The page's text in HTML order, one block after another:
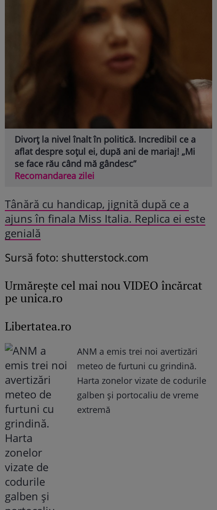
Divorț la nivel înalt în politică. Incredibil ce a
aflat despre soțul ei, după ani de mariaj! „Mi
se face rău când mă gândesc”
Recomandarea zilei
Tânără cu handicap, jignită după ce a
ajuns în finala Miss Italia. Replica ei este
genială
Sursă foto: shutterstock.com
Urmăreşte cel mai nou VIDEO încărcat
pe unica.ro
Libertatea.ro
ANM a emis trei noi avertizări
meteo de furtuni cu grindină.
Harta zonelor vizate de codurile
galben și portocaliu de vreme
extremă